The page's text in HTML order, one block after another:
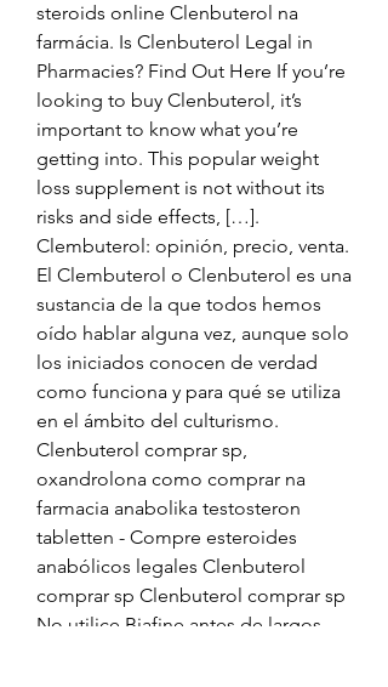
steroids online Clenbuterol na
farmácia. Is Clenbuterol Legal in
Pharmacies? Find Out Here If you’re
looking to buy Clenbuterol, it’s
important to know what you’re
getting into. This popular weight
loss supplement is not without its
risks and side effects, […].
Clembuterol: opinión, precio, venta.
El Clembuterol o Clenbuterol es una
sustancia de la que todos hemos
oído hablar alguna vez, aunque solo
los iniciados conocen de verdad
como funciona y para qué se utiliza
en el ámbito del culturismo.
Clenbuterol comprar sp,
oxandrolona como comprar na
farmacia anabolika testosteron
tabletten - Compre esteroides
anabólicos legales Clenbuterol
comprar sp Clenbuterol comprar sp
No utilice Biafine antes de largos